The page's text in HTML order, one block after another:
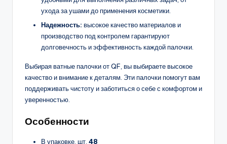
ухода за ушами до применения косметики.
Надежность: высокое качество материалов и
производство под контролем гарантируют
долговечность и эффективность каждой палочки.
Выбирая ватные палочки от QF, вы выбираете высокое
качество и внимание к деталям. Эти палочки помогут вам
поддерживать чистоту и заботиться о себе с комфортом и
уверенностью.
Особенности
В упаковке, шт. 48